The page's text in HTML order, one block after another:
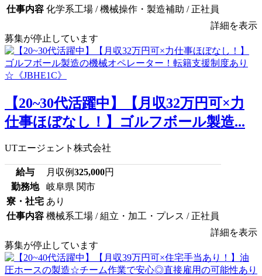
仕事内容 化学系工場 / 機械操作・製造補助 / 正社員
詳細を表示
募集が停止しています
【20~30代活躍中】【月収32万円可×力
仕事ほぼなし！】ゴルフボール製造...
UTエージェント株式会社
給与 月収例325,000円
勤務地
岐阜県 関市
寮・社宅 あり
仕事内容 機械系工場 / 組立・加工・プレス / 正社員
詳細を表示
募集が停止しています